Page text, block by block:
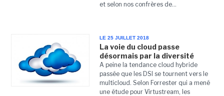
et selon nos confrères de...
LE 25 JUILLET 2018
La voie du cloud passe
désormais par la diversité
A peine la tendance cloud hybride
passée que les DSI se tournent vers le
multicloud. Selon Forrester qui a mené
une étude pour Virtustream, les